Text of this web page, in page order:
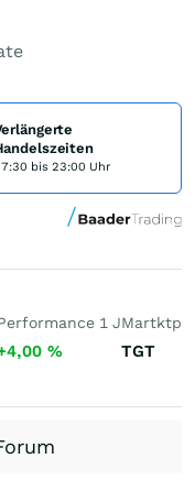
bis 23:00 Uhr
1 J
% TGT